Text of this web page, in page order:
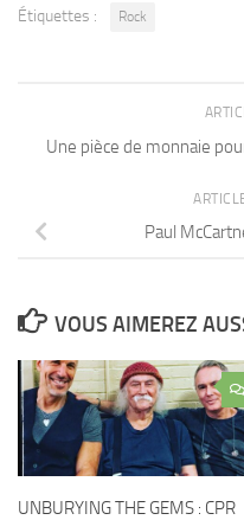
Étiquettes : Rock
Une pièce de monnaie
Paul
VOUS AIMEREZ
UNBURYING THE GEMS : CPR